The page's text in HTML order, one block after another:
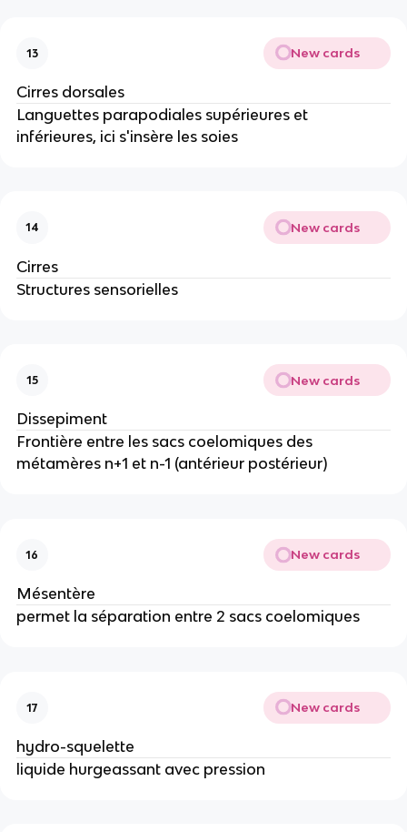
13 New cards
Cirres dorsales
Languettes parapodiales supérieures et
inférieures, ici s'insère les soies
14 New cards
Cirres
Structures sensorielles
15 New cards
Dissepiment
Frontière entre les sacs coelomiques des
métamères n+1 et n-1 (antérieur postérieur)
16 New cards
Mésentère
permet la séparation entre 2 sacs coelomiques
17 New cards
hydro-squelette
liquide hurgeassant avec pression